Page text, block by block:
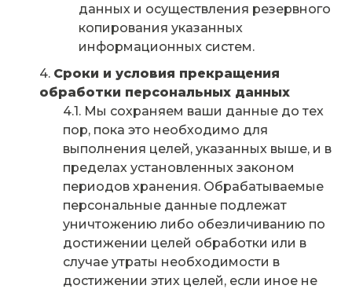
данных и осуществления резервного
копирования указанных
информационных систем.
Сроки и условия прекращения
обработки персональных данных
Мы сохраняем ваши данные до тех
пор, пока это необходимо для
выполнения целей, указанных выше, и в
пределах установленных законом
периодов хранения. Обрабатываемые
персональные данные подлежат
уничтожению либо обезличиванию по
достижении целей обработки или в
случае утраты необходимости в
достижении этих целей, если иное не